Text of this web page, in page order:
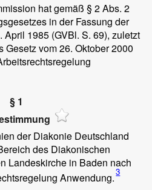
hat gemäß § 2 Abs. 2
in der Fassung der
1985 (GVBl. S. 69), zuletzt
vom 26. Oktober 2000
§ 1
der Diakonie Deutschland
des Diakonischen
Landeskirche in Baden nach
Anwendung.3